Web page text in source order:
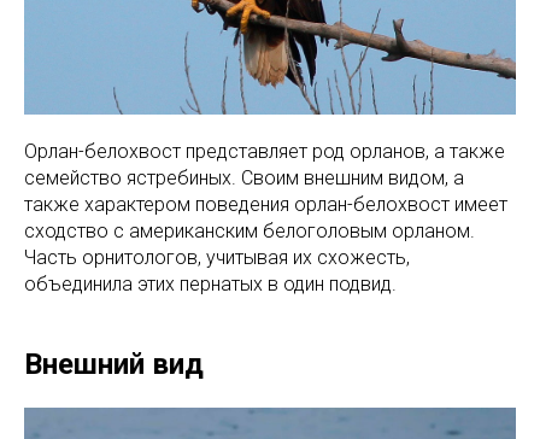
Орлан-белохвост представляет род орланов, а также
семейство ястребиных. Своим внешним видом, а
также характером поведения орлан-белохвост имеет
сходство с американским белоголовым орланом.
Часть орнитологов, учитывая их схожесть,
объединила этих пернатых в один подвид.
Внешний вид